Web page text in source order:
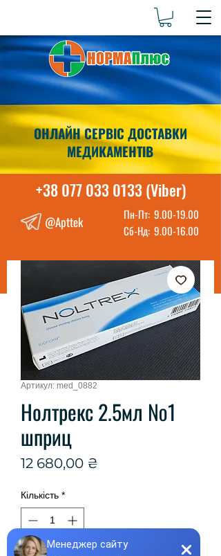
ОНЛАЙН СЕРВІС ДОСТАВКИ
МЕДИКАМЕНТІВ
+38 077 033 0133 (Viber)
@Apttek Пн-Пт: 9.00-19.00
Сб-Нд: 9.00-16.00
Артикул: med_0882
Нолтрекс 2.5мл №1
шприц
12 680,00 ₴
Кількість *